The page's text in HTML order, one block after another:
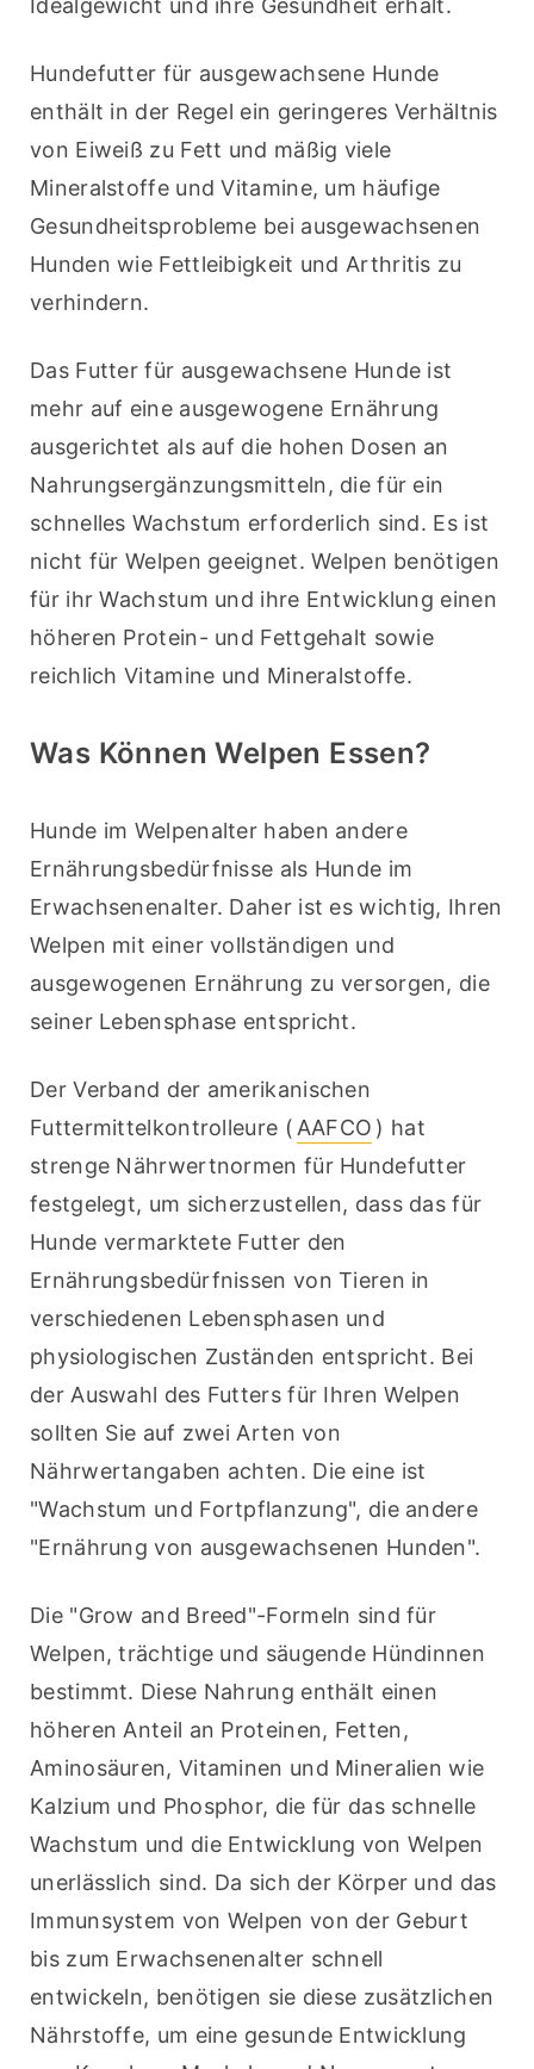
Idealgewicht und ihre Gesundheit erhält.
Hundefutter für ausgewachsene Hunde
enthält in der Regel ein geringeres Verhältnis
von Eiweiß zu Fett und mäßig viele
Mineralstoffe und Vitamine, um häufige
Gesundheitsprobleme bei ausgewachsenen
Hunden wie Fettleibigkeit und Arthritis zu
verhindern.
Das Futter für ausgewachsene Hunde ist
mehr auf eine ausgewogene Ernährung
ausgerichtet als auf die hohen Dosen an
Nahrungsergänzungsmitteln, die für ein
schnelles Wachstum erforderlich sind. Es ist
nicht für Welpen geeignet. Welpen benötigen
für ihr Wachstum und ihre Entwicklung einen
höheren Protein- und Fettgehalt sowie
reichlich Vitamine und Mineralstoffe.
Was Können Welpen Essen?
Hunde im Welpenalter haben andere
Ernährungsbedürfnisse als Hunde im
Erwachsenenalter. Daher ist es wichtig, Ihren
Welpen mit einer vollständigen und
ausgewogenen Ernährung zu versorgen, die
seiner Lebensphase entspricht.
Der Verband der amerikanischen
Futtermittelkontrolleure ( AAFCO ) hat
strenge Nährwertnormen für Hundefutter
festgelegt, um sicherzustellen, dass das für
Hunde vermarktete Futter den
Ernährungsbedürfnissen von Tieren in
verschiedenen Lebensphasen und
physiologischen Zuständen entspricht. Bei
der Auswahl des Futters für Ihren Welpen
sollten Sie auf zwei Arten von
Nährwertangaben achten. Die eine ist
"Wachstum und Fortpflanzung", die andere
"Ernährung von ausgewachsenen Hunden".
Die "Grow and Breed"-Formeln sind für
Welpen, trächtige und säugende Hündinnen
bestimmt. Diese Nahrung enthält einen
höheren Anteil an Proteinen, Fetten,
Aminosäuren, Vitaminen und Mineralien wie
Kalzium und Phosphor, die für das schnelle
Wachstum und die Entwicklung von Welpen
unerlässlich sind. Da sich der Körper und das
Immunsystem von Welpen von der Geburt
bis zum Erwachsenenalter schnell
entwickeln, benötigen sie diese zusätzlichen
Nährstoffe, um eine gesunde Entwicklung